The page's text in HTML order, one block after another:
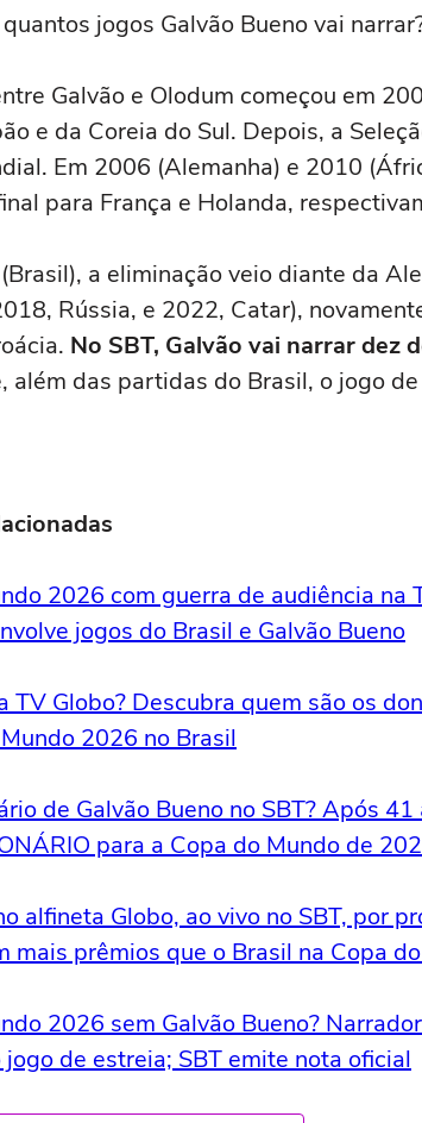
jogos Galvão Bueno vai
Galvão e Olodum começou em
e da Coreia do Sul. Depois, a
Em 2006 (Alemanha) e 2010
para França e Holanda,
a eliminação veio diante da
Rússia, e 2022, Catar),
No SBT, Galvão vai narrar dez
além das partidas do Brasil, o jogo
2026 com guerra de audiência na
jogos do Brasil e Galvão Bueno
TV Globo? Descubra quem são os
2026 no Brasil
de Galvão Bueno no SBT? Após
para a Copa do Mundo de
alfineta Globo, ao vivo no SBT, por
mais prêmios que o Brasil na Copa
2026 sem Galvão Bueno?
jogo de estreia; SBT emite nota oficial